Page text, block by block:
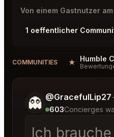
Von einem Gastnutzer
1 oeffentlicher
COMMUNITIES ★
👻 @GracefulLip27
603Concierges
Ich
Sag mir noch etwas